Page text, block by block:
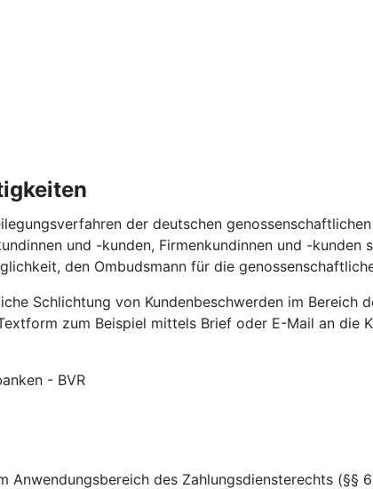
der deutschen
und -kunden, Firmenkundinnen und -kunden
den Ombudsmann für die
Schlichtung von Kundenbeschwerden im Bereich
zum Beispiel mittels Brief oder E-Mail an die
- BVR
des Zahlungsdiensterechts (§§